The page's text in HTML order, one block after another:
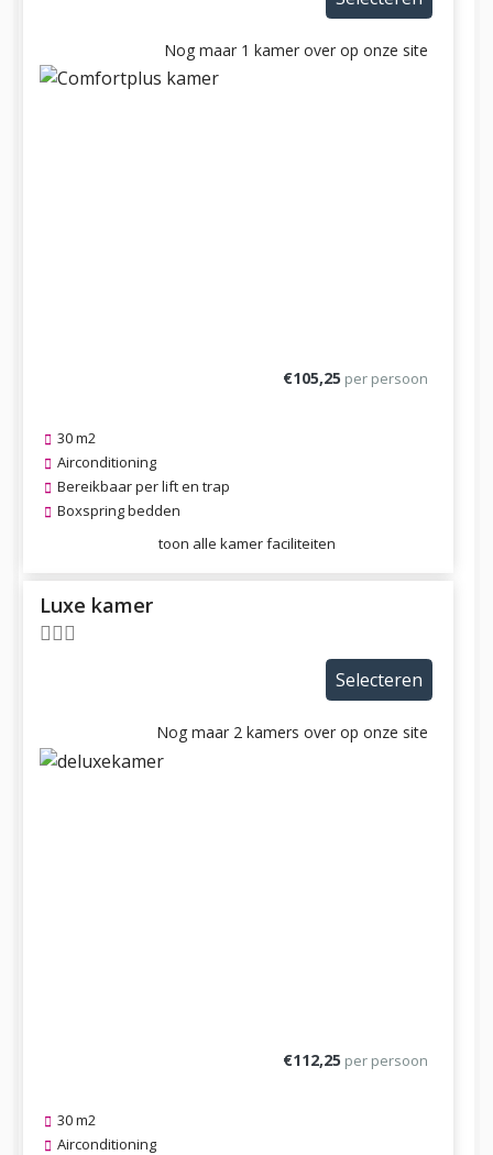
Nog maar 1 kamer over op onze site
€105,25 per persoon
30 m2
Airconditioning
Bereikbaar per lift en trap
Boxspring bedden
toon alle kamer faciliteiten
Luxe kamer
Selecteren
Nog maar 2 kamers over op onze site
€112,25 per persoon
30 m2
Airconditioning